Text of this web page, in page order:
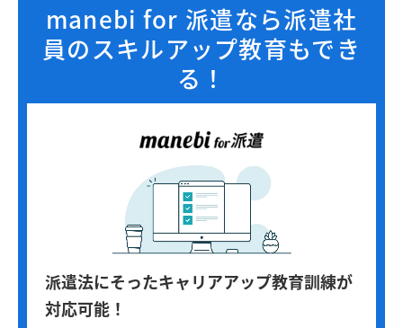
manebi for 派遣なら派遣社
員のスキルアップ教育もでき
る！
派遣法にそったキャリアアップ教育訓練が
対応可能！